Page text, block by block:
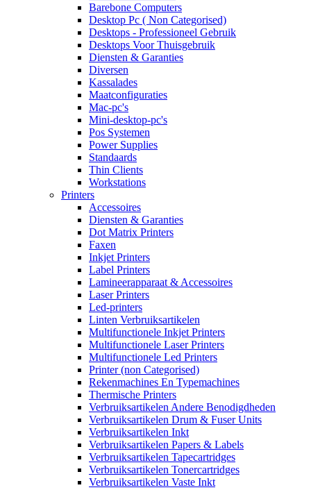
Barebone Computers
Desktop Pc ( Non Categorised)
Desktops - Professioneel Gebruik
Desktops Voor Thuisgebruik
Diensten & Garanties
Diversen
Kassalades
Maatconfiguraties
Mac-pc's
Mini-desktop-pc's
Pos Systemen
Power Supplies
Standaards
Thin Clients
Workstations
Printers
Accessoires
Diensten & Garanties
Dot Matrix Printers
Faxen
Inkjet Printers
Label Printers
Lamineerapparaat & Accessoires
Laser Printers
Led-printers
Linten Verbruiksartikelen
Multifunctionele Inkjet Printers
Multifunctionele Laser Printers
Multifunctionele Led Printers
Printer (non Categorised)
Rekenmachines En Typemachines
Thermische Printers
Verbruiksartikelen Andere Benodigdheden
Verbruiksartikelen Drum & Fuser Units
Verbruiksartikelen Inkt
Verbruiksartikelen Papers & Labels
Verbruiksartikelen Tapecartridges
Verbruiksartikelen Tonercartridges
Verbruiksartikelen Vaste Inkt